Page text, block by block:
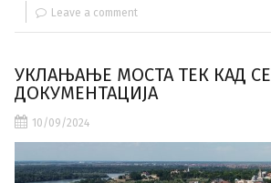
Leave a comment
УКЛАЊАЊЕ МОСТА ТЕК КАД
ДОКУМЕНТАЦИЈА
10/09/2024